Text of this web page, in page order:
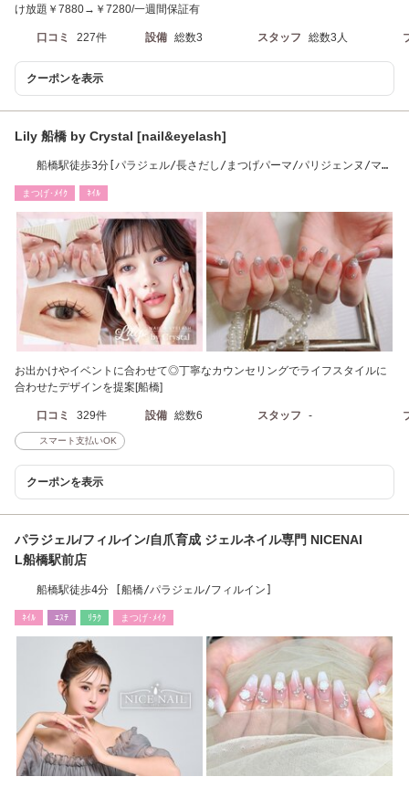
け放題￥7880→￥7280/一週間保証有
口コミ 227件 設備 総数3 スタッフ 総数3人
クーポンを表示
Lily 船橋 by Crystal [nail&eyelash]
船橋駅徒歩3分[パラジェル/長さだし/まつげパーマ/パリジェンヌ/マツ
まつげ･ﾒｲｸ ﾈｲﾙ
お出かけやイベントに合わせて◎丁寧なカウンセリングでライフスタイルに
合わせたデザインを提案[船橋]
口コミ 329件 設備 総数6 スタッフ -
スマート支払いOK
クーポンを表示
パラジェル/フィルイン/自爪育成 ジェルネイル専門 NICENAI
L船橋駅前店
船橋駅徒歩4分 [船橋/パラジェル/フィルイン]
ﾈｲﾙ ｴｽﾃ ﾘﾗｸ まつげ･ﾒｲｸ